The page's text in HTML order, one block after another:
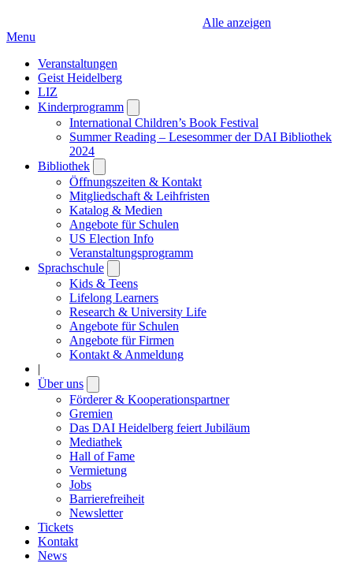
Alle anzeigen
Menu
Veranstaltungen
Geist Heidelberg
LIZ
Kinderprogramm
submenu
International Children’s Book Festival
Summer Reading – Lesesommer der DAI Bibliothek
2024
Bibliothek
submenu
Öffnungszeiten & Kontakt
Mitgliedschaft & Leihfristen
Katalog & Medien
Angebote für Schulen
US Election Info
Veranstaltungsprogramm
Sprachschule
submenu
Kids & Teens
Lifelong Learners
Research & University Life
Angebote für Schulen
Angebote für Firmen
Kontakt & Anmeldung
|
Über uns
submenu
Förderer & Kooperationspartner
Gremien
Das DAI Heidelberg feiert Jubiläum
Mediathek
Hall of Fame
Vermietung
Jobs
Barrierefreiheit
Newsletter
Tickets
Kontakt
News